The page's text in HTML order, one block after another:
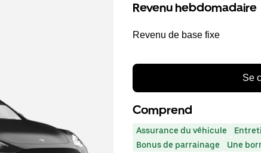
Revenu hebdomadaire
Revenu de base fixe
Se
Comprend
Assurance du véhicule
Bonus de parrainage
Une